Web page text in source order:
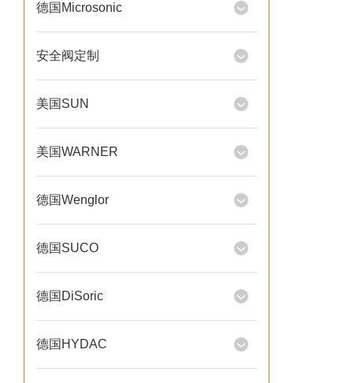
德国Microsonic
安全阀定制
美国SUN
美国WARNER
德国Wenglor
德国SUCO
德国DiSoric
德国HYDAC